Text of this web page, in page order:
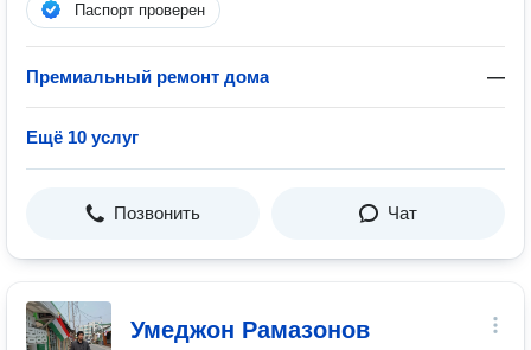
Паспорт проверен
Премиальный ремонт дома —
Ещё 10 услуг
Позвонить Чат
Умеджон Рамазонов